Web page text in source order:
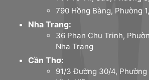
790 Hồng Bàng, Phường
Nha Trang:
36 Phan Chu Trinh,
Nha Trang
Cần Thơ:
91/3 Đường 30/4, Phường